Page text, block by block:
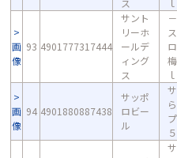
ス
ｌ
画
像
93 4901777317444
サント
リーホ
ールデ
ィング
ス
ｌ
画
像
94 4901880887438
サッポ
ロビー
ル